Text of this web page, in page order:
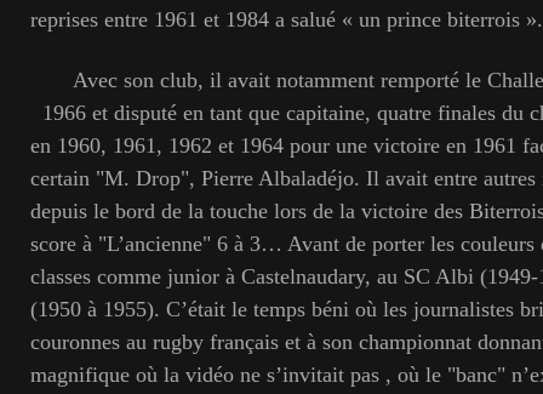
reprises entre 1961 et 1984 a salué « un prince biterrois ».
Avec son club, il avait notamment remporté le
1966 et disputé en tant que capitaine, quatre finales du
en 1960, 1961, 1962 et 1964 pour une victoire en 1961
certain "M. Drop", Pierre Albaladéjo. Il avait entre
depuis le bord de la touche lors de la victoire des
score à "L’ancienne" 6 à 3… Avant de porter les
classes comme junior à Castelnaudary, au SC Albi
(1950 à 1955). C’était le temps béni où les journalistes
couronnes au rugby français et à son championnat
magnifique où la vidéo ne s’invitait pas , où le "banc"